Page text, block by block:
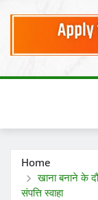
Home
खाना बनाने के
संपत्ति स्वाहा